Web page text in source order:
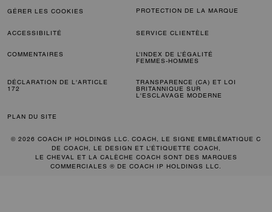
GÉRER LES COOKIES PROTECTION DE LA MARQUE
ACCESSIBILITÉ SERVICE CLIENTÈLE
COMMENTAIRES
L’INDEX DE L’ÉGALITÉ
FEMMES-HOMMES
DÉCLARATION DE L'ARTICLE
172
TRANSPARENCE (CA) ET LOI
BRITANNIQUE SUR
L'ESCLAVAGE MODERNE
PLAN DU SITE
© 2026 COACH IP HOLDINGS LLC. COACH, LE SIGNE EMBLÉMATIQUE C
DE COACH, LE DESIGN ET L’ÉTIQUETTE COACH,
LE CHEVAL ET LA CALÈCHE COACH SONT DES MARQUES
COMMERCIALES ® DE COACH IP HOLDINGS LLC.